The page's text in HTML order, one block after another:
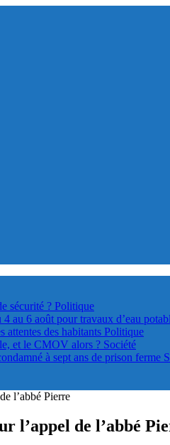
sécurité ? Politique
au 6 août pour travaux d’eau
attentes des habitants Politique
et le CMOV alors ? Société
à sept ans de prison ferme
l’abbé Pierre
l’appel de l’abbé